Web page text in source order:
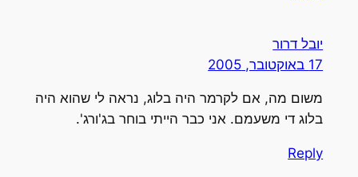
יובל דרור
17 באוקטובר, 2005
משום מה, אם לקרמר היה בלוג, נראה לי שהוא היה
בלוג די משעמם. אני כבר הייתי בוחר בג'ורג'.
Reply